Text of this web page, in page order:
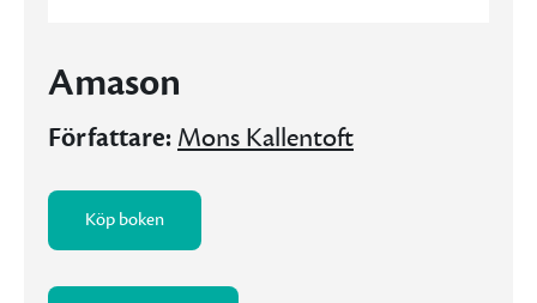
Amason
Författare: Mons Kallentoft
Köp boken